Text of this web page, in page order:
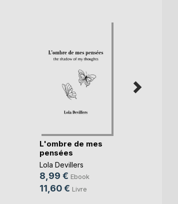
L'ombre de mes
pensées
Lola Devillers
8,99 € Ebook
11,60 € Livre